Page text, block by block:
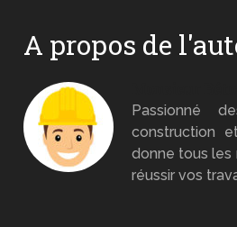
A propos de
Passionné
construction
donne tous les
réussir vos